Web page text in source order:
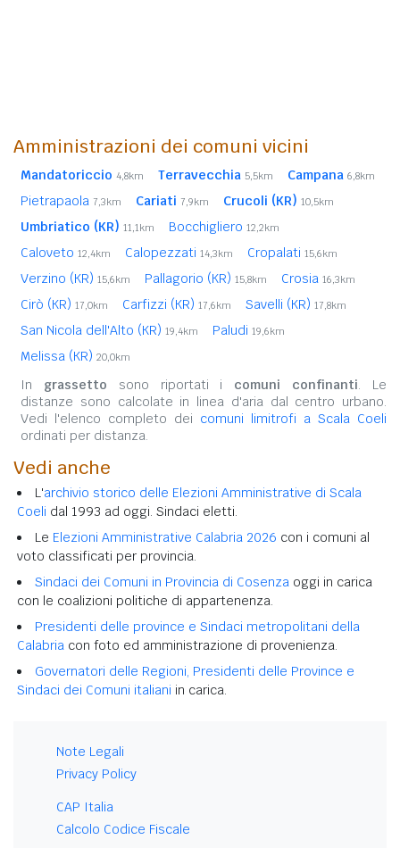
Amministrazioni dei comuni vicini
Mandatoriccio 4,8km Terravecchia 5,5km Campana 6,8km
Pietrapaola 7,3km Cariati 7,9km Crucoli (KR) 10,5km
Umbriatico (KR) 11,1km Bocchigliero 12,2km
Caloveto 12,4km Calopezzati 14,3km Cropalati 15,6km
Verzino (KR) 15,6km Pallagorio (KR) 15,8km Crosia 16,3km
Cirò (KR) 17,0km Carfizzi (KR) 17,6km Savelli (KR) 17,8km
San Nicola dell'Alto (KR) 19,4km Paludi 19,6km
Melissa (KR) 20,0km
In grassetto sono riportati i comuni confinanti. Le
distanze sono calcolate in linea d'aria dal centro urbano.
Vedi l'elenco completo dei comuni limitrofi a Scala Coeli
ordinati per distanza.
Vedi anche
L'archivio storico delle Elezioni Amministrative di Scala
Coeli dal 1993 ad oggi. Sindaci eletti.
Le Elezioni Amministrative Calabria 2026 con i comuni al
voto classificati per provincia.
Sindaci dei Comuni in Provincia di Cosenza oggi in carica
con le coalizioni politiche di appartenenza.
Presidenti delle province e Sindaci metropolitani della
Calabria con foto ed amministrazione di provenienza.
Governatori delle Regioni, Presidenti delle Province e
Sindaci dei Comuni italiani in carica.
Note Legali
Privacy Policy
CAP Italia
Calcolo Codice Fiscale